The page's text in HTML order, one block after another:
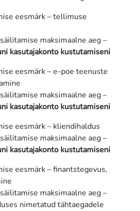
eesmärk – tellimuse
maksimaalne aeg –
kasutajakonto kustutamiseni
eesmärk – e-poe teenuste
maksimaalne aeg –
kasutajakonto kustutamiseni
eesmärk – kliendihaldus
maksimaalne aeg –
kasutajakonto kustutamiseni
eesmärk – finantstegevus,
maksimaalne aeg –
nimetatud tähtaegadele